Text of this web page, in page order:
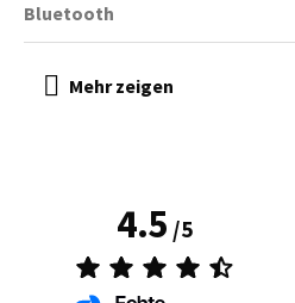
Bluetooth
4.5/5